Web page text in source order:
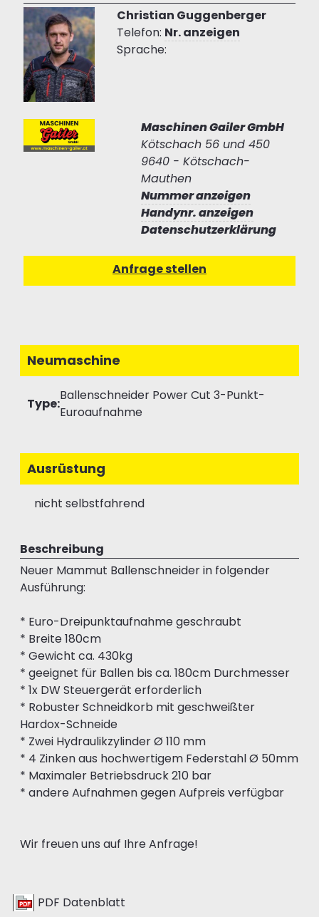
Christian Guggenberger
Telefon: Nr. anzeigen
Sprache:
Maschinen Gailer GmbH
Kötschach 56 und 450
9640 - Kötschach-
Mauthen
Nummer anzeigen
Handynr. anzeigen
Datenschutzerklärung
Neumaschine
Type:
Ballenschneider Power Cut 3-Punkt-
Euroaufnahme
Ausrüstung
nicht selbstfahrend
Beschreibung
Neuer Mammut Ballenschneider in folgender
Ausführung:
* Euro-Dreipunktaufnahme geschraubt
* Breite 180cm
* Gewicht ca. 430kg
* geeignet für Ballen bis ca. 180cm Durchmesser
* 1x DW Steuergerät erforderlich
* Robuster Schneidkorb mit geschweißter
Hardox-Schneide
* Zwei Hydraulikzylinder Ø 110 mm
* 4 Zinken aus hochwertigem Federstahl Ø 50mm
* Maximaler Betriebsdruck 210 bar
* andere Aufnahmen gegen Aufpreis verfügbar
Wir freuen uns auf Ihre Anfrage!
PDF Datenblatt